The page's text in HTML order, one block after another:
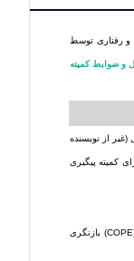
و رفتاری توسط
و ضوابط کمیته
از نویسنده
کمیته پیگیری
سیاست‌های مجله به نویسندگان، خوانندگان و داوران تخصصی اطلاع‌رسانی شود و به صورت دوره‌ای، به ویژه در ارتباط با توصیه‌های جدید اعلام شده از کمیته اخلاق نشر (COPE) بازنگری